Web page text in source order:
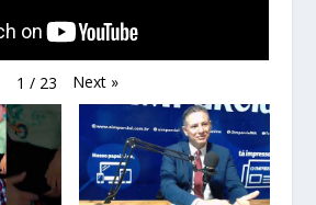
1 / 23 Next »